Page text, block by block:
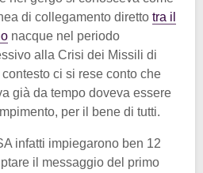
di collegamento diretto tra il
nacque nel periodo
alla Crisi dei Missili di
ci si rese conto che
già da tempo doveva essere
per il bene di tutti.
infatti impiegarono ben 12
il messaggio del primo